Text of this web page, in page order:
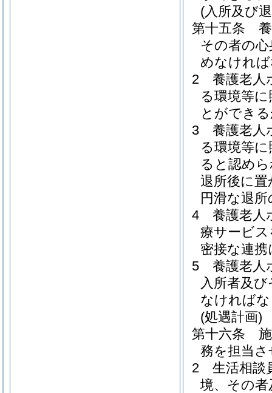
(入所及び
第十五条
その者の
めなけれ
2
養護老人
る環境等
とができ
3
養護老人
る環境等
ると認め
退所後に
円滑な退
4
養護老人
療サービ
密接な連
5
養護老人
入所者及
なければ
(処遇計画)
第十六条
務を担当
2
生活相談
境、その